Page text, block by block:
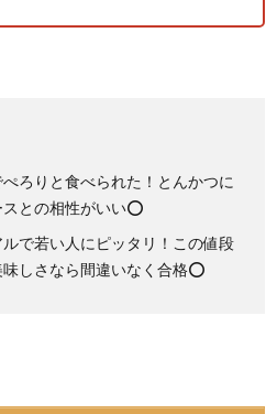
ろりと食べられた！とんかつに
との相性がいい⭕
で若い人にピッタリ！この値段
しさなら間違いなく合格⭕